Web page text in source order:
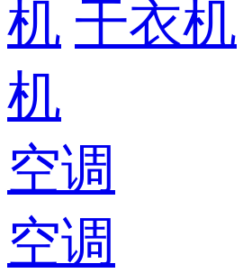
机 干衣机
机
空调
空调